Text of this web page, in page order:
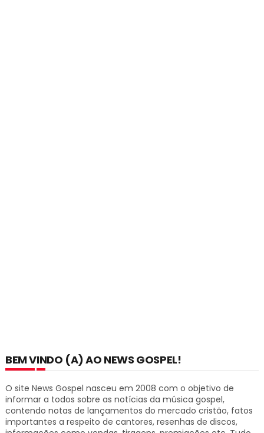
BEM VINDO (A) AO NEWS GOSPEL!
O site News Gospel nasceu em 2008 com o objetivo de
informar a todos sobre as notícias da música gospel,
contendo notas de lançamentos do mercado cristão, fatos
importantes a respeito de cantores, resenhas de discos,